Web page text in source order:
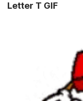
Letter T GIF